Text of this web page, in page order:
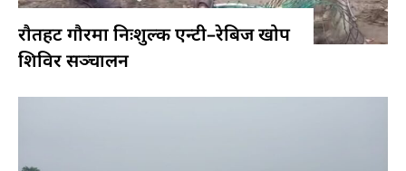
राैतहट गौरमा निःशुल्क एन्टी–रेबिज खोप
शिविर सञ्चालन